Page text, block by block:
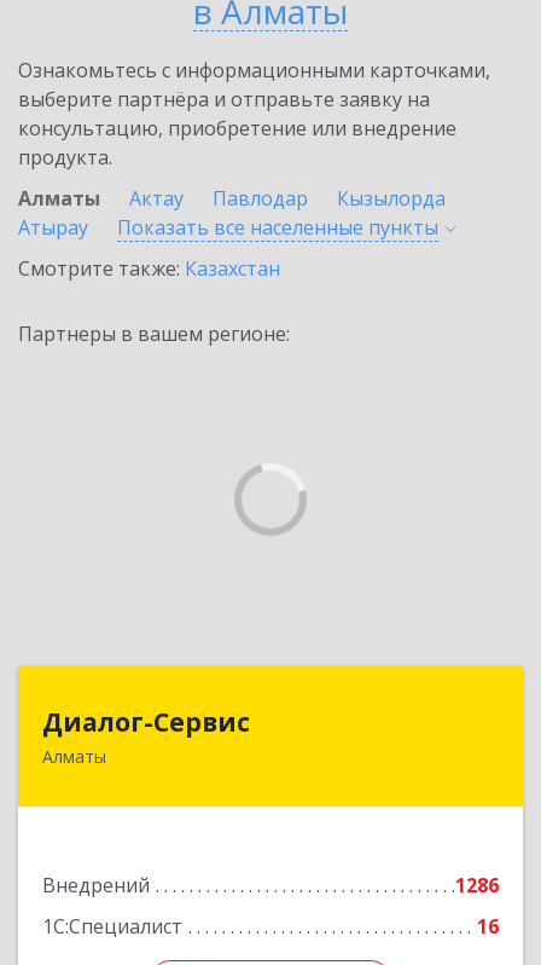
в Алматы
Ознакомьтесь с информационными карточками,
выберите партнёра и отправьте заявку на
консультацию, приобретение или внедрение
продукта.
Алматы
Актау Павлодар
Кызылорда
Атырау
Показать все населенные пункты
Смотрите также: Казахстан
Партнеры в вашем регионе:
Диалог-Сервис
Алматы
Внедрений
1286
1С:Специалист
16
050057, Республика Казахстан, г. Алматы, ул.